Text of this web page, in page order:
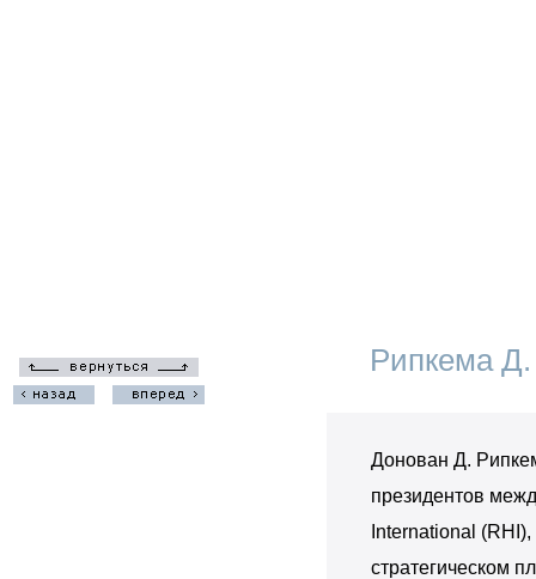
Рипкема Д.
Донован Д.
президентов
International
стратегическом